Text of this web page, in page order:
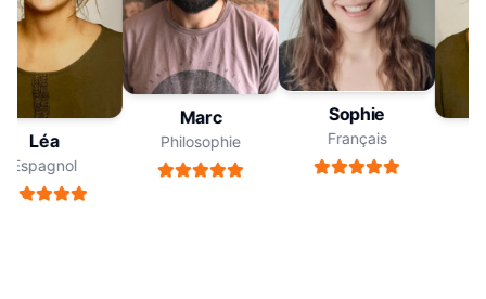
Léa
Espagnol
Marc
Philosophie
Sophie
Français